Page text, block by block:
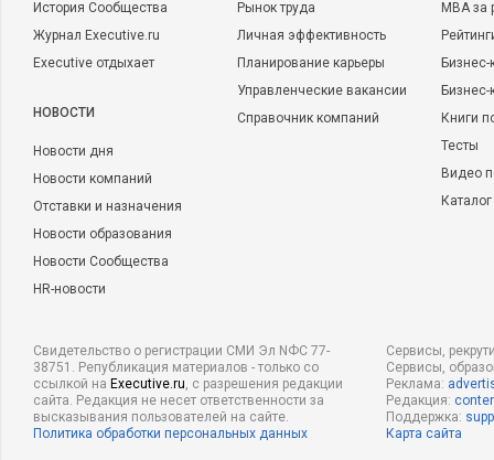
История Сообщества
Журнал Executive.ru
Executive отдыхает
НОВОСТИ
Новости дня
Новости компаний
Отставки и назначения
Новости образования
Новости Сообщества
HR-новости
Рынок труда
Личная эффективность
Планирование карьеры
Управленческие вакансии
Справочник компаний
MBA
Бизнес-
Книги
Тесты
Видео
Свидетельство о регистрации СМИ Эл NФС 77-
38751. Републикация материалов - только со
ссылкой на Executive.ru, с разрешения редакции
сайта. Редакция не несет ответственности за
высказывания пользователей на сайте.
Политика обработки персональных данных
Сервисы,
Сервисы,
Реклама:
Редакция:
Поддержка:
Карта сайта